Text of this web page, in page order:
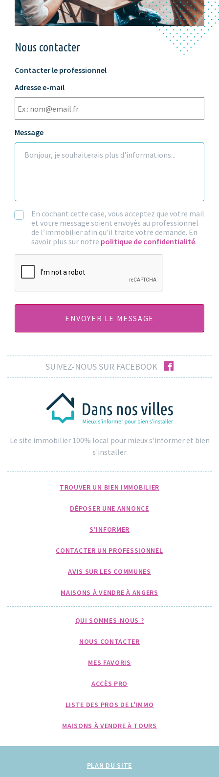
Nous contacter
Contacter le professionnel
Adresse e-mail
Message
En cochant cette case, vous acceptez que votre mail
et votre message soient envoyés au professionnel
de l’immobilier afin qu’il traite votre demande. En
savoir plus sur notre politique de confidentialité.
CAPTCHA
SUIVEZ-NOUS SUR FACEBOOK facebook
Le site immobilier 100% local pour mieux s'informer et bien
s'installer
TROUVER UN BIEN IMMOBILIER
DÉPOSER UNE ANNONCE
S'INFORMER
CONTACTER UN PROFESSIONNEL
AVIS SUR LES COMMUNES
MAISONS À VENDRE À ANGERS
QUI SOMMES-NOUS ?
NOUS CONTACTER
MES FAVORIS
ACCÈS PRO
LISTE DES PROS DE L'IMMO
MAISONS À VENDRE À TOURS
PLAN DU SITE